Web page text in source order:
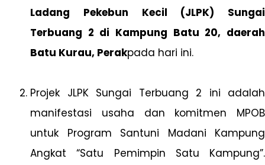
Ladang Pekebun Kecil (JLPK) Sungai
Terbuang 2 di Kampung Batu 20, daerah
Batu Kurau, Perakpada hari ini.
Projek JLPK Sungai Terbuang 2 ini adalah
manifestasi usaha dan komitmen MPOB
untuk Program Santuni Madani Kampung
Angkat “Satu Pemimpin Satu Kampung”.